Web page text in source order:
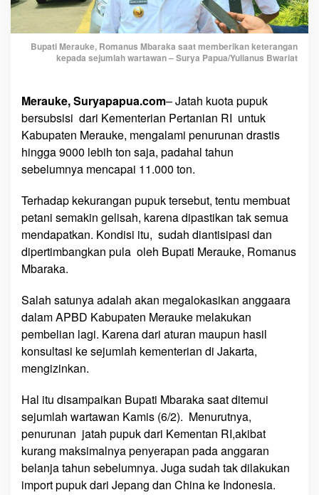
D
a
i
e
m
n
t
a
B
e
r
k
a
n
g
a
t
i
M
e
r
Bupati Merauke, Romanus Mbaraka saat memberikan keterangan
kepada sejumlah wartawan – Surya Papua/Yulianus Bwariat
Merauke, Suryapapua.com– Jatah kuota pupuk
bersubsisi dari Kementerian Pertanian RI untuk
Kabupaten Merauke, mengalami penurunan drastis
hingga 9000 lebih ton saja, padahal tahun
sebelumnya mencapai 11.000 ton.
Terhadap kekurangan pupuk tersebut, tentu membuat
petani semakin gelisah, karena dipastikan tak semua
mendapatkan. Kondisi itu, sudah diantisipasi dan
dipertimbangkan pula oleh Bupati Merauke, Romanus
Mbaraka.
Salah satunya adalah akan megalokasikan anggaara
dalam APBD Kabupaten Merauke melakukan
pembelian lagi. Karena dari aturan maupun hasil
konsultasi ke sejumlah kementerian di Jakarta,
mengizinkan.
Hal itu disampaikan Bupati Mbaraka saat ditemui
sejumlah wartawan Kamis (6/2). Menurutnya,
penurunan jatah pupuk dari Kementan RI,akibat
kurang maksimalnya penyerapan pada anggaran
belanja tahun sebelumnya. Juga sudah tak dilakukan
import pupuk dari Jepang dan China ke Indonesia.